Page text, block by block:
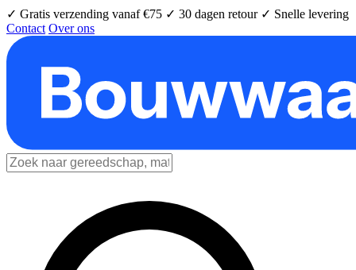
✓ Gratis verzending vanaf €75 ✓ 30 dagen retour ✓ Snelle levering
Contact Over ons